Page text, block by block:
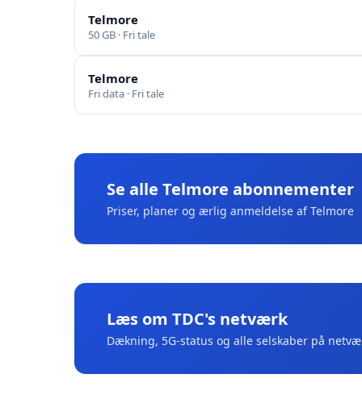
Telmore
50 GB · Fri tale
Telmore
Fri data · Fri tale
Se alle Telmore abonnementer
Priser, planer og ærlig anmeldelse af Telmore
Læs om TDC's netværk
Dækning, 5G-status og alle selskaber på